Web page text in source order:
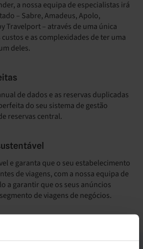
a nossa equipa de especialistas irá
– Sabre, Amadeus, Apolo,
Travelport – através de uma única
e as complexidades de ter uma
deles.
de dados e as reservas duplicadas
do seu sistema de gestão
reservas central.
e garanta que o seu estabelecimento
de viagens, com a nossa equipa de
a garantir que os seus anúncios
de viagens de negócios.